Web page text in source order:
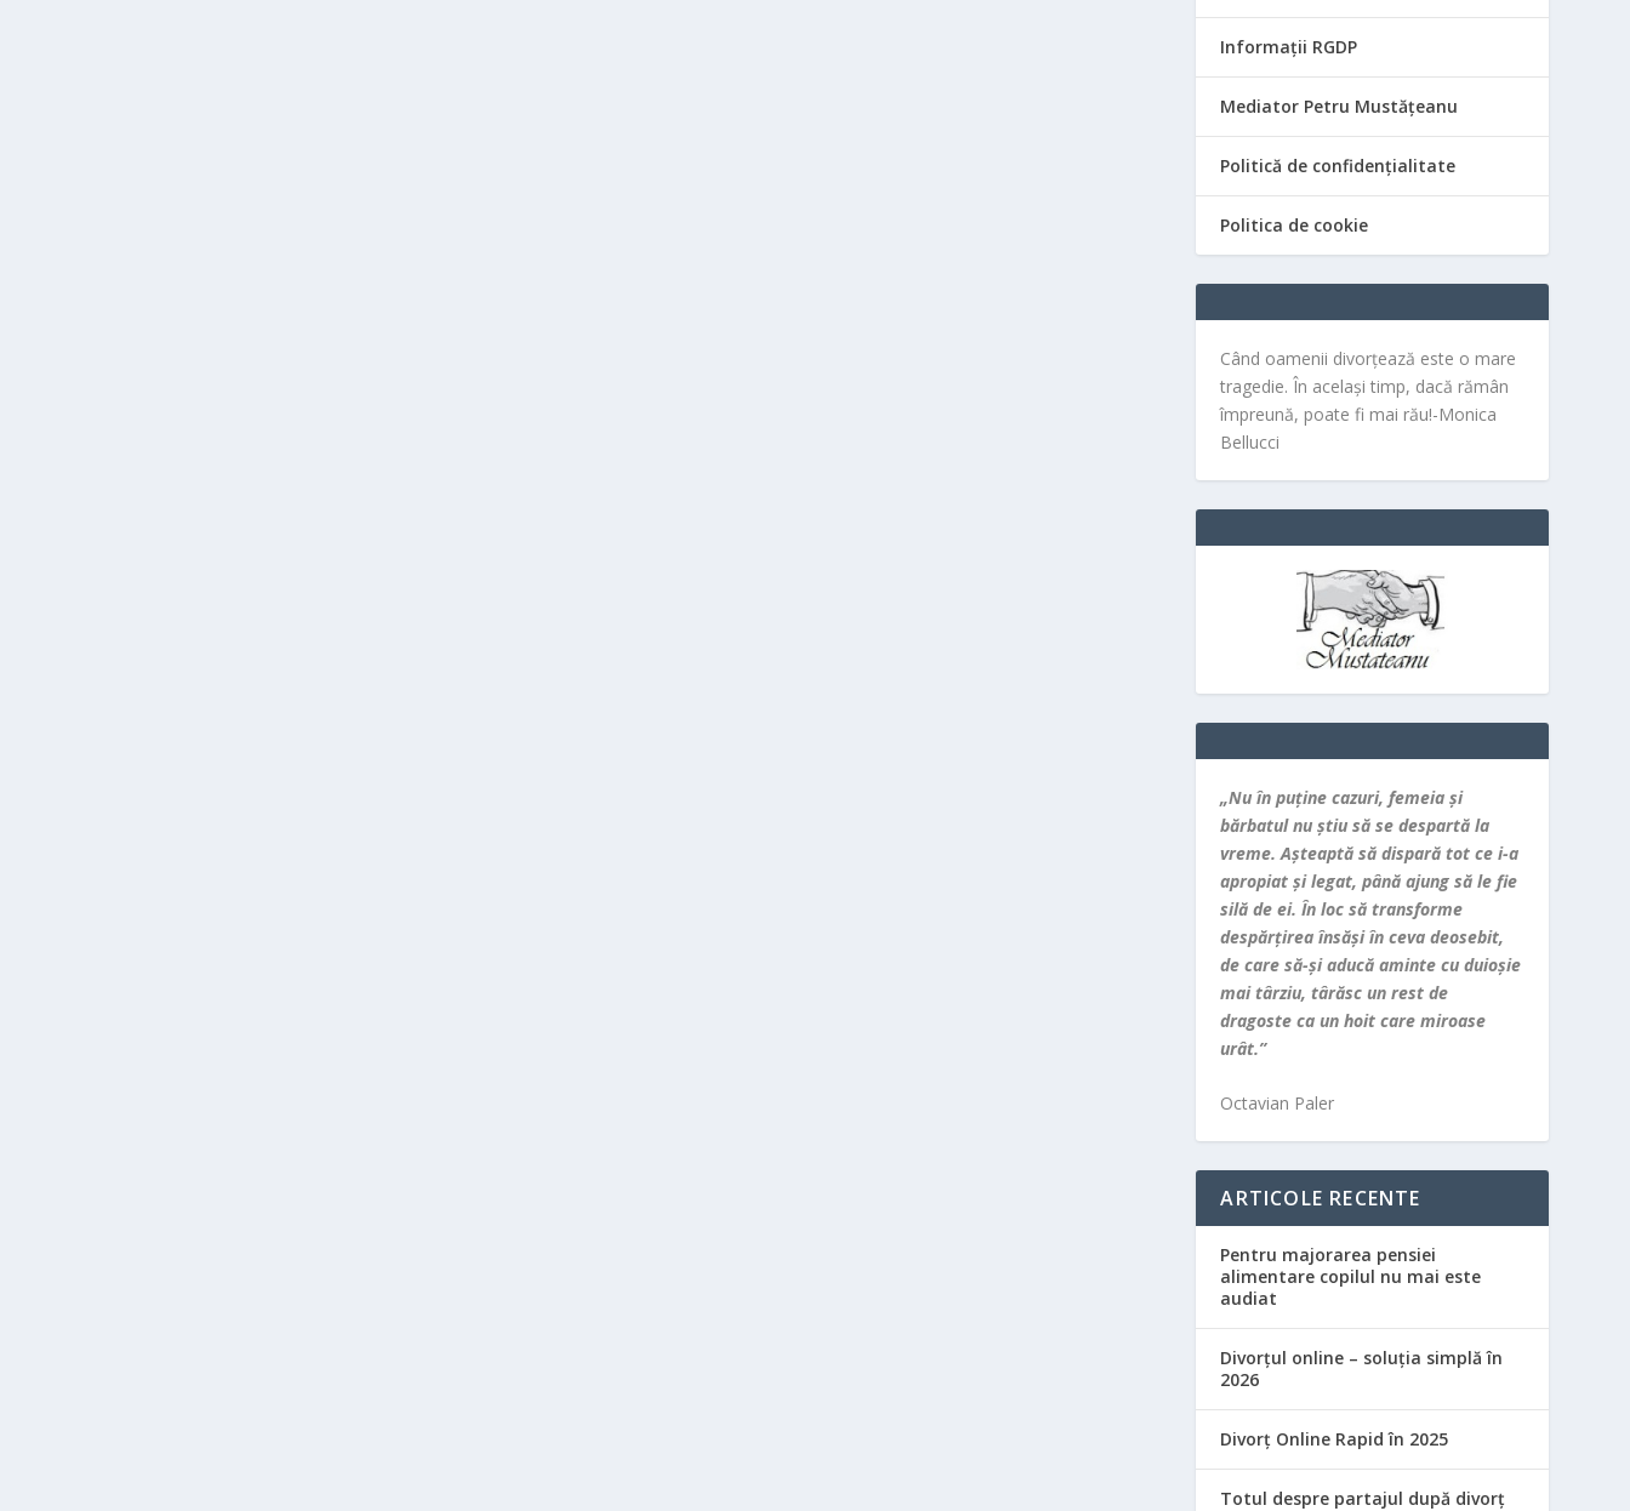
Informații RGDP
Mediator Petru Mustățeanu
Politică de confidențialitate
Politica de cookie
Când oamenii divorțează este o mare
tragedie. În același timp, dacă rămân
împreună, poate fi mai rău!-Monica
Bellucci
„Nu în puţine cazuri, femeia şi
bărbatul nu ştiu să se despartă la
vreme. Aşteaptă să dispară tot ce i-a
apropiat şi legat, până ajung să le fie
silă de ei. În loc să transforme
despărţirea însăşi în ceva deosebit,
de care să-şi aducă aminte cu duioşie
mai târziu, târăsc un rest de
dragoste ca un hoit care miroase
urât.”
Octavian Paler
ARTICOLE RECENTE
Pentru majorarea pensiei
alimentare copilul nu mai este
audiat
Divorțul online – soluția simplă în
2026
Divorț Online Rapid în 2025
Totul despre partajul după divorț